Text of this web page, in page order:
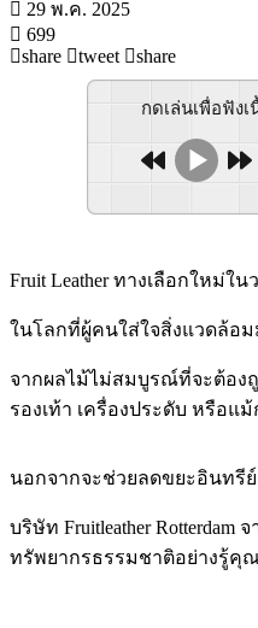
29 พ.ค. 2025
699
share
tweet share
กดเล่นเพื่อฟัง
Fruit Leather ทางเลือกใหม่
ในโลกที่ผู้คนใส่ใจสิ่งแวดล้อ
จากผลไม้ไม่สมบูรณ์ที่จะต้อง
รองเท้า เครื่องประดับ หรือแม้
นอกจากจะช่วยลดขยะอินทรีย์
บริษัท Fruitleather
ทรัพยากรธรรมชาติอย่างรู้คุ